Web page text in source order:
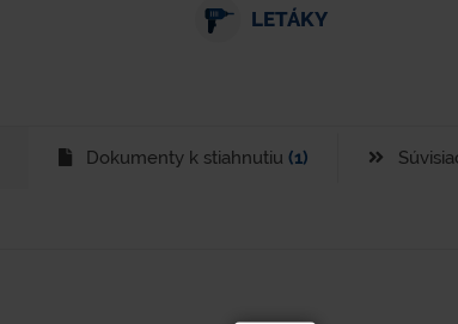
LETÁKY
Dokumenty k stiahnutiu (1)